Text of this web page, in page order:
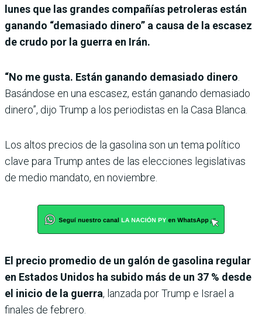
lunes que las grandes compañías petroleras están
ganando “demasiado dinero” a causa de la escasez
de crudo por la guerra en Irán.
“No me gusta. Están ganando demasiado dinero.
Basándose en una escasez, están ganando demasiado
dinero”, dijo Trump a los periodistas en la Casa Blanca.
Los altos precios de la gasolina son un tema político
clave para Trump antes de las elecciones legislativas
de medio mandato, en noviembre.
El precio promedio de un galón de gasolina regular
en Estados Unidos ha subido más de un 37 % desde
el inicio de la guerra, lanzada por Trump e Israel a
finales de febrero.